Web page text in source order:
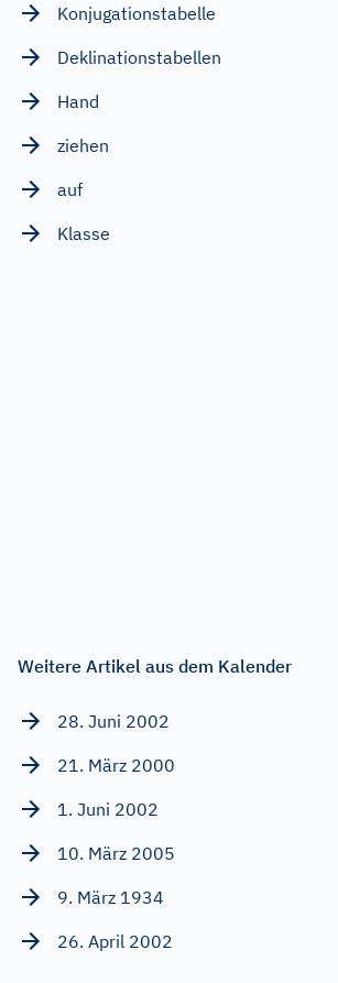
Konjugationstabelle
Deklinationstabellen
Hand
ziehen
auf
Klasse
Weitere Artikel aus dem Kalender
28. Juni 2002
21. März 2000
1. Juni 2002
10. März 2005
9. März 1934
26. April 2002